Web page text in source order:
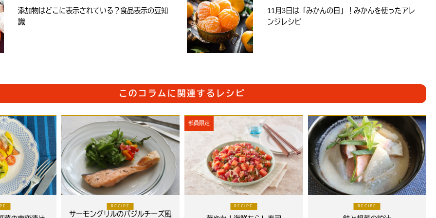
添加物はどこに表示されている？食品表示の豆知
識
11月3日は「みかんの日」！みかんを使ったアレ
ンジレシピ
このコラムに関連するレシピ
RECIPE
サーモングリルのバジルチーズ風
RECIPE
部員限定
RECIPE